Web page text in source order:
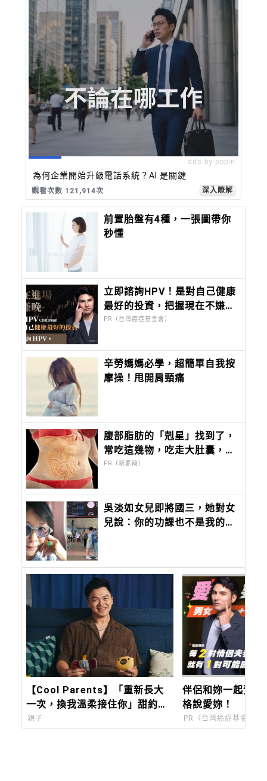
ads by popIn
為何企業開始升級電話系統？AI 是關鍵
觀看次數 121,914次 深入瞭解
前置胎盤有4種，一張圖帶你
秒懂
立即諮詢HPV！是對自己健康
最好的投資，把握現在不嫌
晚！
PR（台灣癌症基金會）
辛勞媽媽必學，超簡單自我按
摩操！甩開肩頸痛
腹部脂肪的「剋星」找到了，
常吃這幾物，吃走大肚囊，瘦
出小蠻腰
PR（新素簡）
吳淡如女兒即將國三，她對女
兒說：你的功課也不是我的
【Cool Parents】「重新長大
一次，換我溫柔接住你」甜約翰
Sweet john主唱浚瑋：Pixsee
親子
伴侶和妳一起預防
格說愛妳！
PR（台灣癌症基金會）